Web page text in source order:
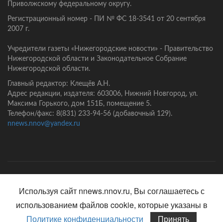
Приволжскому федеральному округу.
Регистрационный номер - ПИ № ФС 18-3541 от 20 сентября
2007 г.
Учредители газеты «Нижегородские новости» - Правительство
Нижегородской области и Законодательное Собрание
Нижегородской области.
Главный редактор: Клещёв А.Н.
Адрес редакции, издателя: 603006, Нижний Новгород, ул.
Максима Горького, дом 151Б, помещение 5.
Телефон/факс: 8(831) 233-94-56 (добавочный 129).
nnews.nnov@yandex.ru
Используя сайт nnews.nnov.ru, Вы соглашаетесь с
использованием файлов cookie, которые указаны в
Политике конфиденциальности
Принять